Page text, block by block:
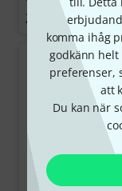
komma ihåg
godkänn helt
preferenser,
att
Du kan när
298 kr